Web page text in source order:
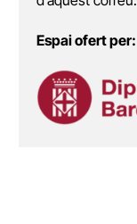
Espai ofert per: